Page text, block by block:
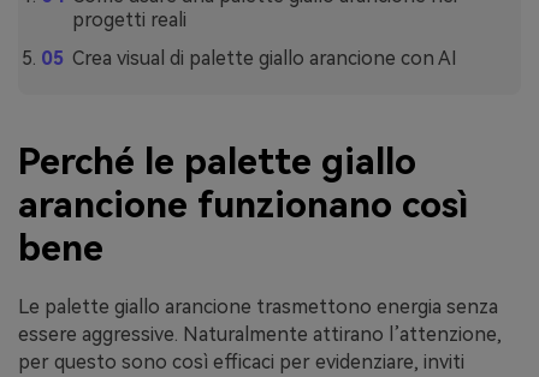
progetti reali
Crea visual di palette giallo arancione con AI
Perché le palette giallo
arancione funzionano così
bene
Le palette giallo arancione trasmettono energia senza
essere aggressive. Naturalmente attirano l’attenzione,
per questo sono così efficaci per evidenziare, inviti